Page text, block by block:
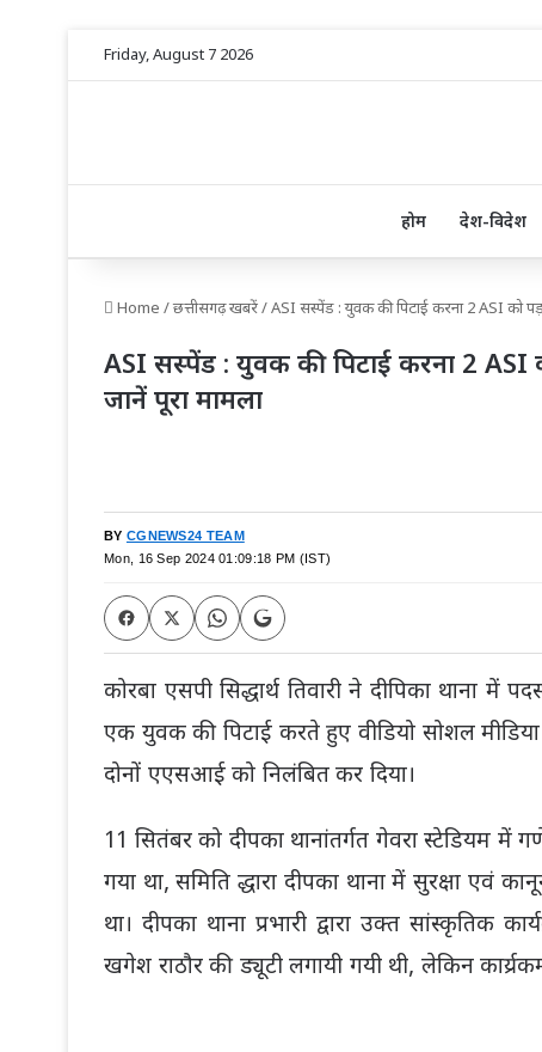
Friday, August 7 2026
होम देश-विदेश
Home /छत्तीसगढ़ खबरें/ASI सस्पेंड : युवक की पिटाई करना 2 ASI को
ASI सस्पेंड : युवक की पिटाई करना 2 ASI
जानें पूरा मामला
BY CGNEWS24 TEAM
Mon, 16 Sep 2024 01:09:18 PM (IST)
कोरबा एसपी सिद्धार्थ तिवारी ने दीपिका थाना
एक युवक की पिटाई करते हुए वीडियो सोशल
दोनों एएसआई को निलंबित कर दिया।
11 सितंबर को दीपका थानांतर्गत गेवरा स्टेडियम में
गया था, समिति द्धारा दीपका थाना में सुरक्षा एवं
था। दीपका थाना प्रभारी द्वारा उक्त
खगेश राठौर की ड्यूटी लगायी गयी थी, लेकिन